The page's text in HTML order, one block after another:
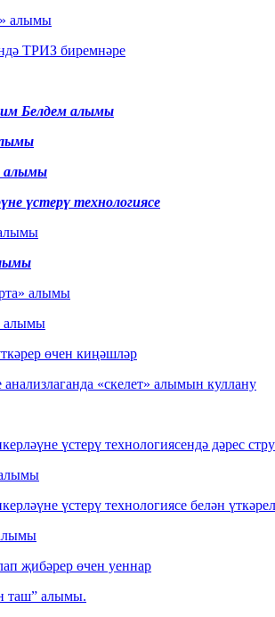
алымы
ТРИЗ биремнәре
Белдем алымы
алымы
үстерү технологиясе
алымы
алымы
өчен киңәшләр
«скелет» алымын куллану
үстерү технологиясендә дәрес
үстерү технологиясе белән
җибәрер өчен уеннар
таш” алымы.